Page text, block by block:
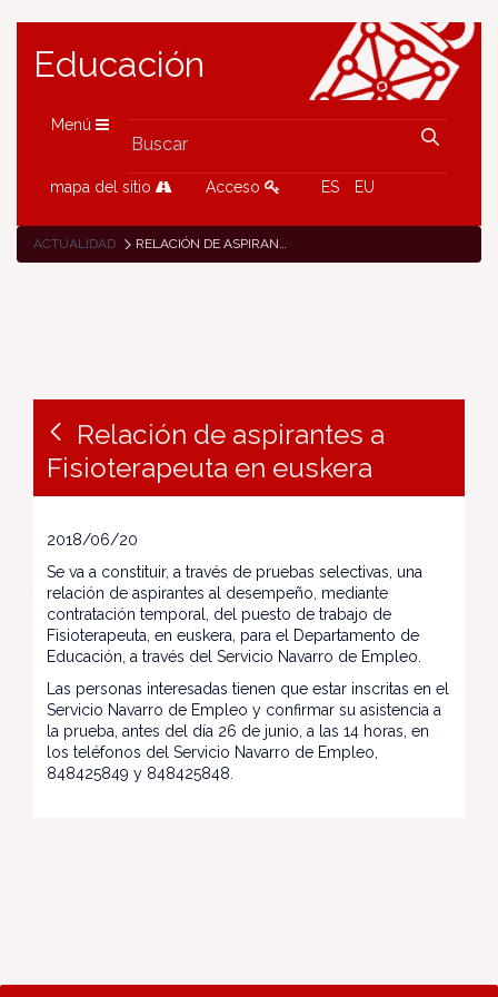
Educación
Menú
mapa del sitio Acceso ES EU
ACTUALIDAD RELACIÓN DE ASPIRANTES A FISIOTERAPEUTA EN EUSKERA
Relación de aspirantes a
Fisioterapeuta en euskera
2018/06/20
Se va a constituir, a través de pruebas selectivas, una
relación de aspirantes al desempeño, mediante
contratación temporal, del puesto de trabajo de
Fisioterapeuta, en euskera, para el Departamento de
Educación, a través del Servicio Navarro de Empleo.
Las personas interesadas tienen que estar inscritas en el
Servicio Navarro de Empleo y confirmar su asistencia a
la prueba, antes del día 26 de junio, a las 14 horas, en
los teléfonos del Servicio Navarro de Empleo,
848425849 y 848425848.